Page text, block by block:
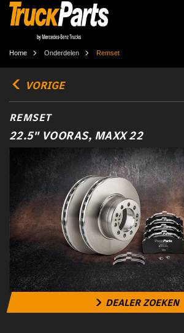
Home Onderdelen Remset
VORIGE
REMSET
22.5" VOORAS, MAXX 22
DEALER ZOEKEN